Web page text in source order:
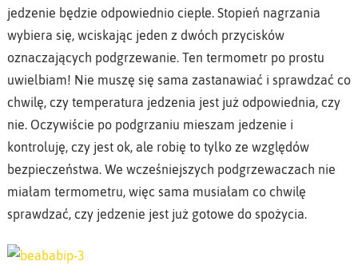
jedzenie będzie odpowiednio ciepłe. Stopień nagrzania
wybiera się, wciskając jeden z dwóch przycisków
oznaczających podgrzewanie. Ten termometr po prostu
uwielbiam! Nie muszę się sama zastanawiać i sprawdzać co
chwilę, czy temperatura jedzenia jest już odpowiednia, czy
nie. Oczywiście po podgrzaniu mieszam jedzenie i
kontroluję, czy jest ok, ale robię to tylko ze względów
bezpieczeństwa. We wcześniejszych podgrzewaczach nie
miałam termometru, więc sama musiałam co chwilę
sprawdzać, czy jedzenie jest już gotowe do spożycia.